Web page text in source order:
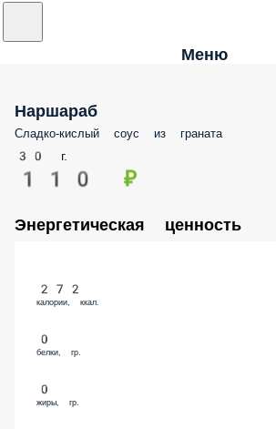
Меню
Наршараб
Сладко-кислый соус из граната
30 г.
110 ₽
Энергетическая ценность
272
калории, ккал.
0
белки, гр.
0
жиры, гр.